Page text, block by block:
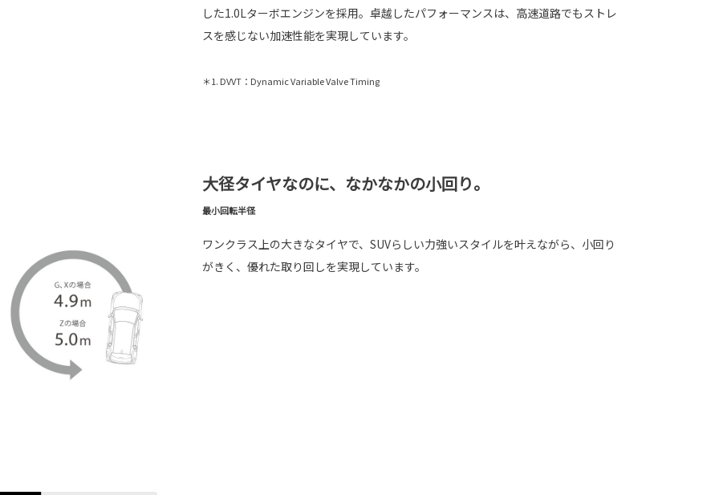
した1.0Lターボエンジンを採用。卓越したパフォーマンスは、高速道路でもストレ
スを感じない加速性能を実現しています。
＊1. DVVT：Dynamic Variable Valve Timing
大径タイヤなのに、なかなかの小回り。
最小回転半径
ワンクラス上の大きなタイヤで、SUVらしい力強いスタイルを叶えながら、小回り
がきく、優れた取り回しを実現しています。